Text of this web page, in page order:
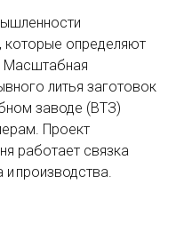
которые определяют
Масштабная
литья заготовок
заводе (ВТЗ)
Проект
работает связка
производства.